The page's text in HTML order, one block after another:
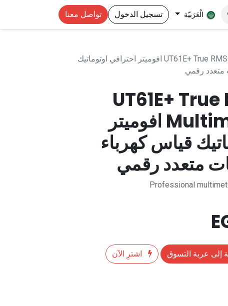
الْعَرَبيّة تسجيل الدخول تواصل معنا
UT61E+ True RMS Digital Multimeter 1000V افوميتر احترافي اوتوماتيك
متعدد رقمي
UT61E+
Multimeter 1000V افوميتر
قياس كهرباء
متعدد رقمي
Professional
إلى عربة التسوق
اشترِ الآن